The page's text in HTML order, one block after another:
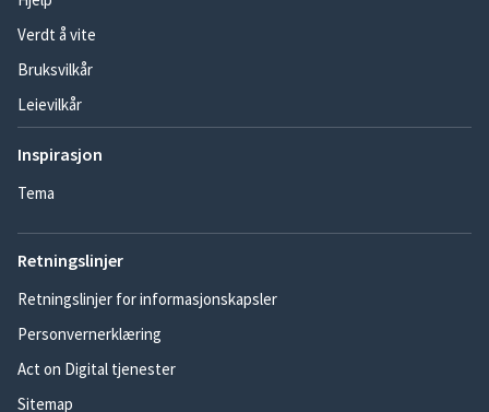
Verdt å vite
Bruksvilkår
Leievilkår
Inspirasjon
Tema
Retningslinjer
Retningslinjer for informasjonskapsler
Personvernerklæring
Act on Digital tjenester
Sitemap